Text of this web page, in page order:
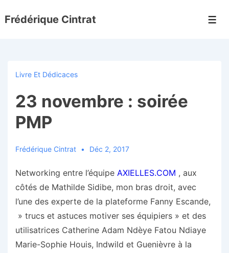
passer
Frédérique Cintrat
Livre Et Dédicaces
23 novembre : soirée
PMP
Frédérique Cintrat Déc 2, 2017
Networking entre l’équipe AXIELLES.COM , aux
côtés de Mathilde Sidibe, mon bras droit, avec
l’une des experte de la plateforme Fanny Escande,
» trucs et astuces motiver ses équipiers » et des
utilisatrices Catherine Adam Ndèye Fatou Ndiaye
Marie-Sophie Houis, Indwild et Guenièvre à la